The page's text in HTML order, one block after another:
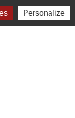
Personalize